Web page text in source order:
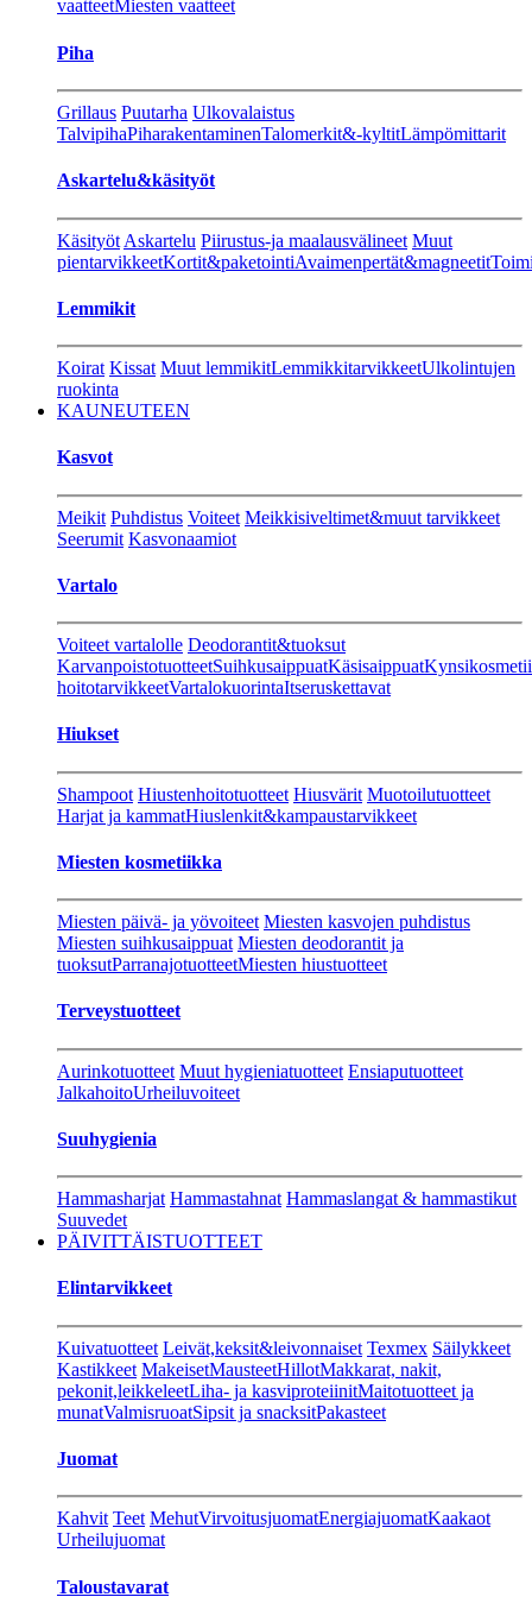
vaatteetMiesten vaatteet
Piha
Grillaus Puutarha Ulkovalaistus
TalvipihaPiharakentaminenTalomerkit&-kyltitLämpömittarit
Askartelu&käsityöt
Käsityöt Askartelu Piirustus-ja maalausvälineet Muut
pientarvikkeetKortit&paketointiAvaimenpertät&magneetit
Lemmikit
Koirat Kissat Muut lemmikitLemmikkitarvikkeetUlkolintujen
ruokinta
KAUNEUTEEN
Kasvot
Meikit Puhdistus Voiteet Meikkisiveltimet&muut tarvikkeet
Seerumit Kasvonaamiot
Vartalo
Voiteet vartalolle Deodorantit&tuoksut
KarvanpoistotuotteetSuihkusaippuatKäsisaippuat
hoitotarvikkeetVartalokuorintaItseruskettavat
Hiukset
Shampoot Hiustenhoitotuotteet Hiusvärit Muotoilutuotteet
Harjat ja kammatHiuslenkit&kampaustarvikkeet
Miesten kosmetiikka
Miesten päivä- ja yövoiteet Miesten kasvojen puhdistus
Miesten suihkusaippuat Miesten deodorantit ja
tuoksutParranajotuotteetMiesten hiustuotteet
Terveystuotteet
Aurinkotuotteet Muut hygieniatuotteet Ensiaputuotteet
JalkahoitoUrheiluvoiteet
Suuhygienia
Hammasharjat Hammastahnat Hammaslangat & hammastikut
Suuvedet
PÄIVITTÄISTUOTTEET
Elintarvikkeet
Kuivatuotteet Leivät,keksit&leivonnaiset Texmex Säilykkeet
Kastikkeet MakeisetMausteetHillotMakkarat, nakit,
pekonit,leikkeleetLiha- ja kasviproteiinitMaitotuotteet ja
munatValmisruoatSipsit ja snacksitPakasteet
Juomat
Kahvit Teet MehutVirvoitusjuomatEnergiajuomatKaakaot
Urheilujuomat
Taloustavarat